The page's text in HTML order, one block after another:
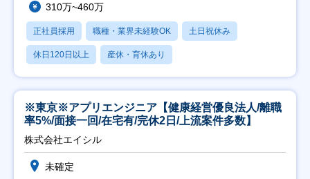
310万~460万
正社員採用 職種・業界未経験OK 土日祝休み
休日120日以上 産休・育休あり
※東京※アプリエンジニア【健康経営優良法人/離職
率5%/面接一回/在宅有/完休2日/上流案件多数】
株式会社エイシル
未確定